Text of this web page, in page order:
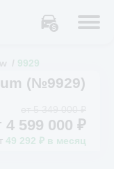
9929
(№9929)
4 599 000 ₽
49 292 ₽ в месяц